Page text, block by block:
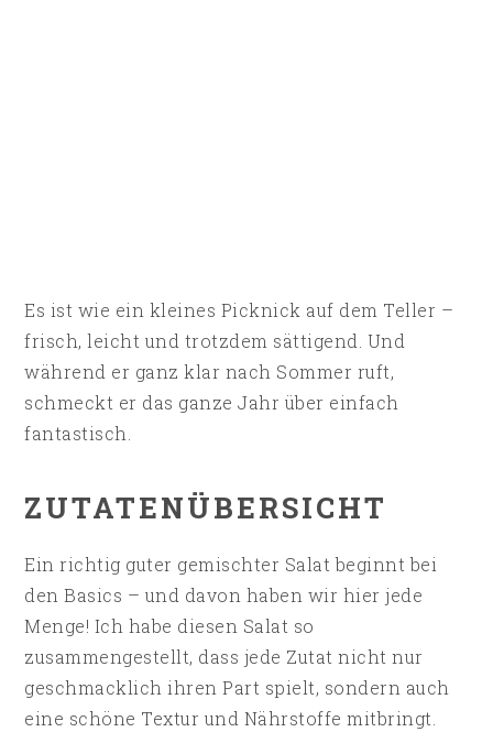
Es ist wie ein kleines Picknick auf dem Teller –
frisch, leicht und trotzdem sättigend. Und
während er ganz klar nach Sommer ruft,
schmeckt er das ganze Jahr über einfach
fantastisch.
ZUTATENÜBERSICHT
Ein richtig guter gemischter Salat beginnt bei
den Basics – und davon haben wir hier jede
Menge! Ich habe diesen Salat so
zusammengestellt, dass jede Zutat nicht nur
geschmacklich ihren Part spielt, sondern auch
eine schöne Textur und Nährstoffe mitbringt.